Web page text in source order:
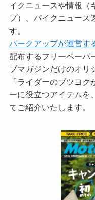
イクニュースや情報（
プ）、バイクニュース
す。
パークアップが運営す
配布するフリーペーパ
ブマガジンだけのオリ
「ライダーのブツヨ
ーに役立つアイテムを
てご紹介いたします。